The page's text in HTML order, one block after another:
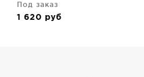
Под заказ
1 620 руб